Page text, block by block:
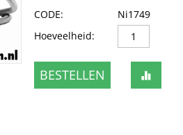
CODE:
Ni1749
Hoeveelheid:
BESTELLEN